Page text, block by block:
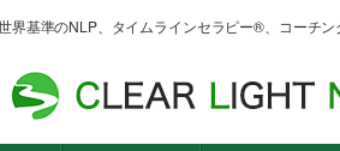
界基準のNLP、タイムラインセラピー®、コーチ